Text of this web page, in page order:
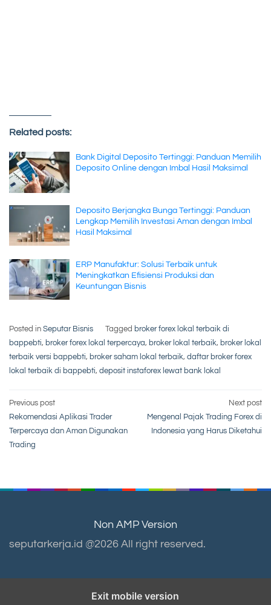
Related posts:
Bank Digital Deposito Tertinggi: Panduan Memilih
Deposito Online dengan Imbal Hasil Maksimal
Deposito Berjangka Bunga Tertinggi: Panduan
Lengkap Memilih Investasi Aman dengan Imbal
Hasil Maksimal
ERP Manufaktur: Solusi Terbaik untuk
Meningkatkan Efisiensi Produksi dan
Keuntungan Bisnis
Posted in Seputar Bisnis Tagged broker forex lokal terbaik di
bappebti, broker forex lokal terpercaya, broker lokal terbaik, broker lokal
terbaik versi bappebti, broker saham lokal terbaik, daftar broker forex
lokal terbaik di bappebti, deposit instaforex lewat bank lokal
Post
navigation
Previous post
Rekomendasi Aplikasi Trader
Terpercaya dan Aman Digunakan
Trading
Next post
Mengenal Pajak Trading Forex di
Indonesia yang Harus Diketahui
Non AMP Version
seputarkerja.id @2026 All right reserved.
Exit mobile version